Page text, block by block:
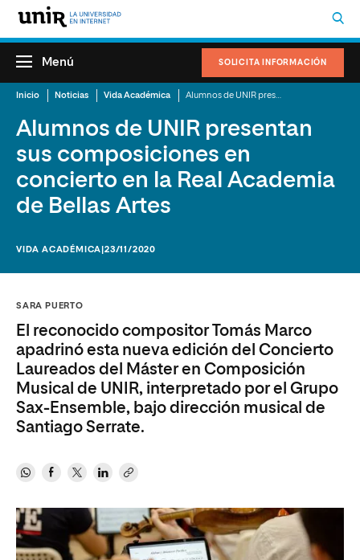
SOLICITA INFORMACIÓN
Menú
Inicio Noticias Vida Académica
Alumnos de UNIR presentan
sus composiciones en
concierto en la Real Academia
de Bellas Artes
VIDA ACADÉMICA |23/11/2020
SARA PUERTO
El reconocido compositor Tomás Marco
apadrinó esta nueva edición del Concierto
Laureados del Máster en Composición
Musical de UNIR, interpretado por el Grupo
Sax-Ensemble, bajo dirección musical de
Santiago Serrate.